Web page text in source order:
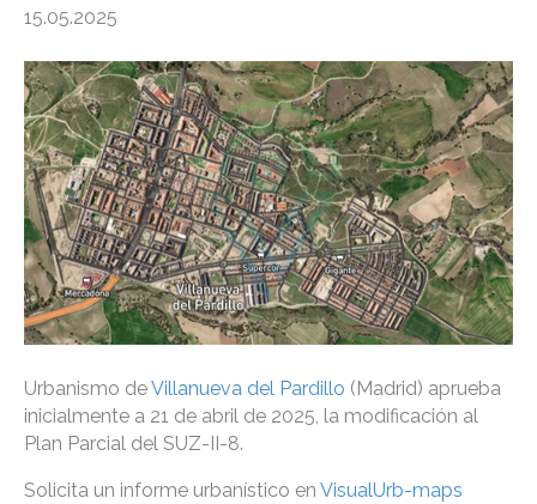
15.05.2025
Urbanismo deVillanueva del Pardillo (Madrid) aprueba
inicialmente a 21 de abril de 2025, la modificación al
Plan Parcial del SUZ-II-8.
Solicita un informe urbanístico en VisualUrb-maps